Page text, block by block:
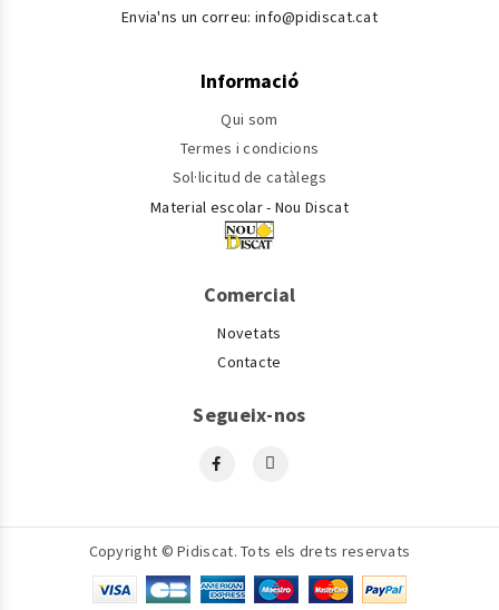
Envia'ns un correu: info@pidiscat.cat
Informació
Qui som
Termes i condicions
Sol·licitud de catàlegs
Material escolar - Nou Discat
Comercial
Novetats
Contacte
Segueix-nos
Copyright © Pidiscat. Tots els drets reservats